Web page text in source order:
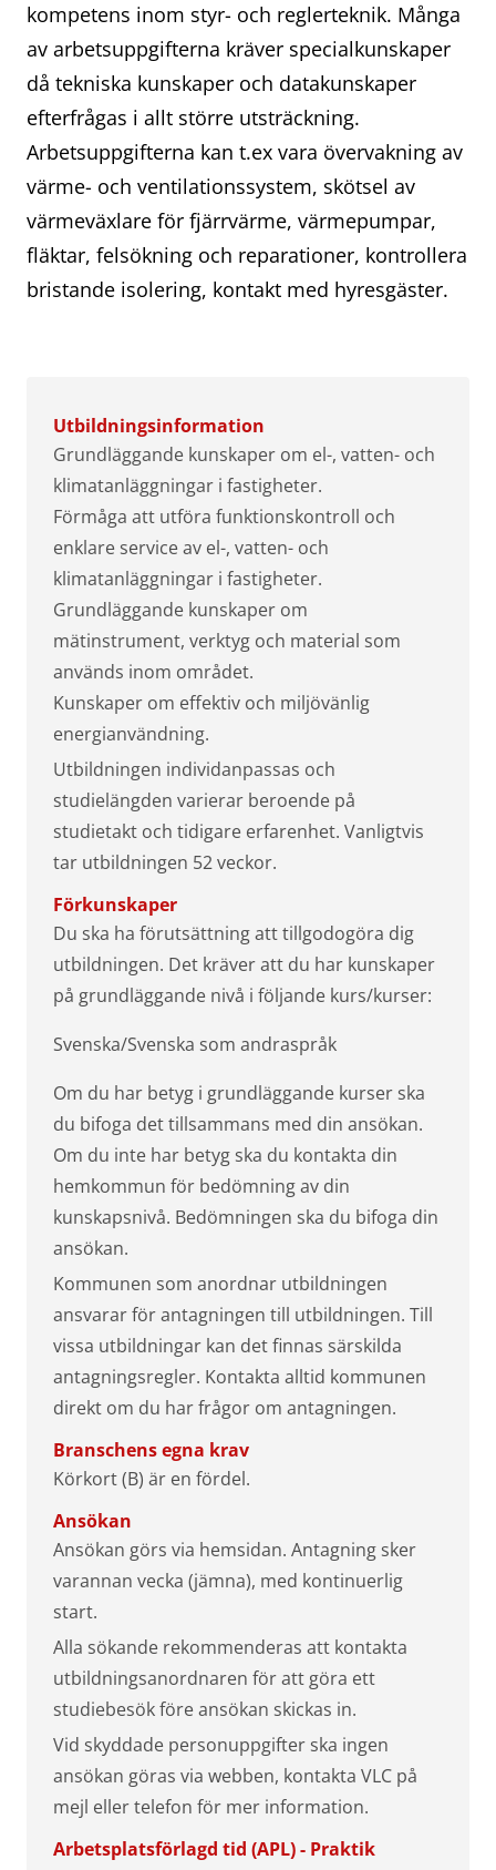
kompetens inom styr- och reglerteknik. Många
av arbetsuppgifterna kräver specialkunskaper
då tekniska kunskaper och datakunskaper
efterfrågas i allt större utsträckning.
Arbetsuppgifterna kan t.ex vara övervakning av
värme- och ventilationssystem, skötsel av
värmeväxlare för fjärrvärme, värmepumpar,
fläktar, felsökning och reparationer, kontrollera
bristande isolering, kontakt med hyresgäster.
Utbildningsinformation
Grundläggande kunskaper om el-, vatten- och
klimatanläggningar i fastigheter.
Förmåga att utföra funktionskontroll och
enklare service av el-, vatten- och
klimatanläggningar i fastigheter.
Grundläggande kunskaper om
mätinstrument, verktyg och material som
används inom området.
Kunskaper om effektiv och miljövänlig
energianvändning.
Utbildningen individanpassas och
studielängden varierar beroende på
studietakt och tidigare erfarenhet. Vanligtvis
tar utbildningen 52 veckor.
Förkunskaper
Du ska ha förutsättning att tillgodogöra dig
utbildningen. Det kräver att du har kunskaper
på grundläggande nivå i följande kurs/kurser:
Svenska/Svenska som andraspråk
Om du har betyg i grundläggande kurser ska
du bifoga det tillsammans med din ansökan.
Om du inte har betyg ska du kontakta din
hemkommun för bedömning av din
kunskapsnivå. Bedömningen ska du bifoga din
ansökan.
Kommunen som anordnar utbildningen
ansvarar för antagningen till utbildningen. Till
vissa utbildningar kan det finnas särskilda
antagningsregler. Kontakta alltid kommunen
direkt om du har frågor om antagningen.
Branschens egna krav
Körkort (B) är en fördel.
Ansökan
Ansökan görs via hemsidan. Antagning sker
varannan vecka (jämna), med kontinuerlig
start.
Alla sökande rekommenderas att kontakta
utbildningsanordnaren för att göra ett
studiebesök före ansökan skickas in.
Vid skyddade personuppgifter ska ingen
ansökan göras via webben, kontakta VLC på
mejl eller telefon för mer information.
Arbetsplatsförlagd tid (APL) - Praktik